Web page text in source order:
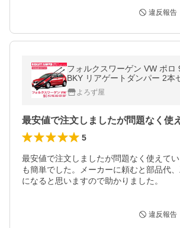
違反報告
フォルクスワーゲン VW ポロ
BKY リアゲートダンパー 2本
550C パーツ 車検
よろず屋
5
最安値で注文しましたが問題なく使えて
も簡単でした。メーカーに頼むと部品代
になると思いますので助かりました。
違反報告